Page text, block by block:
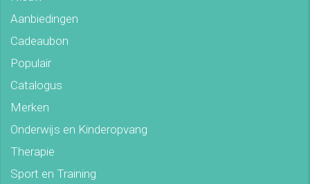
Aanbiedingen
Cadeaubon
Populair
Catalogus
Merken
Onderwijs en Kinderopvang
Therapie
Sport en Training